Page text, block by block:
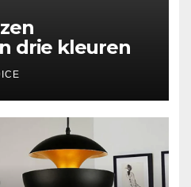
drie kleuren